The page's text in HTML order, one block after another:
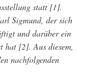
statt [1].
Sigmund, der sich
und darüber ein
hat [2]. Aus diesem,
nachfolgenden